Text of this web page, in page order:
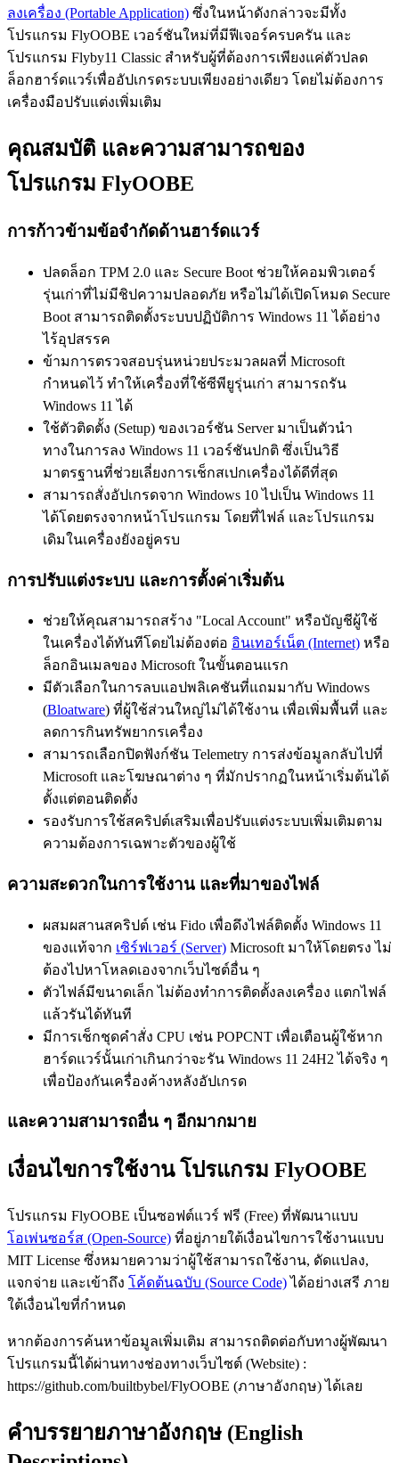
ลงเครื่อง (Portable Application) ซึ่งในหน้าดังกล่าวจะมีทั้ง
โปรแกรม FlyOOBE เวอร์ชันใหม่ที่มีฟีเจอร์ครบครัน และ
โปรแกรม Flyby11 Classic สำหรับผู้ที่ต้องการเพียงแค่ตัวปลด
ล็อกฮาร์ดแวร์เพื่ออัปเกรดระบบเพียงอย่างเดียว โดยไม่ต้องการ
เครื่องมือปรับแต่งเพิ่มเติม
คุณสมบัติ และความสามารถของ
โปรแกรม FlyOOBE
การก้าวข้ามข้อจำกัดด้านฮาร์ดแวร์
ปลดล็อก TPM 2.0 และ Secure Boot ช่วยให้คอมพิวเตอร์
รุ่นเก่าที่ไม่มีชิปความปลอดภัย หรือไม่ได้เปิดโหมด Secure
Boot สามารถติดตั้งระบบปฏิบัติการ Windows 11 ได้อย่าง
ไร้อุปสรรค
ข้ามการตรวจสอบรุ่นหน่วยประมวลผลที่ Microsoft
กำหนดไว้ ทำให้เครื่องที่ใช้ซีพียูรุ่นเก่า สามารถรัน
Windows 11 ได้
ใช้ตัวติดตั้ง (Setup) ของเวอร์ชัน Server มาเป็นตัวนำ
ทางในการลง Windows 11 เวอร์ชันปกติ ซึ่งเป็นวิธี
มาตรฐานที่ช่วยเลี่ยงการเช็กสเปกเครื่องได้ดีที่สุด
สามารถสั่งอัปเกรดจาก Windows 10 ไปเป็น Windows 11
ได้โดยตรงจากหน้าโปรแกรม โดยที่ไฟล์ และโปรแกรม
เดิมในเครื่องยังอยู่ครบ
การปรับแต่งระบบ และการตั้งค่าเริ่มต้น
ช่วยให้คุณสามารถสร้าง "Local Account" หรือบัญชีผู้ใช้
ในเครื่องได้ทันทีโดยไม่ต้องต่อ อินเทอร์เน็ต (Internet) หรือ
ล็อกอินเมลของ Microsoft ในขั้นตอนแรก
มีตัวเลือกในการลบแอปพลิเคชันที่แถมมากับ Windows
(Bloatware) ที่ผู้ใช้ส่วนใหญ่ไม่ได้ใช้งาน เพื่อเพิ่มพื้นที่ และ
ลดการกินทรัพยากรเครื่อง
สามารถเลือกปิดฟังก์ชัน Telemetry การส่งข้อมูลกลับไปที่
Microsoft และโฆษณาต่าง ๆ ที่มักปรากฏในหน้าเริ่มต้นได้
ตั้งแต่ตอนติดตั้ง
รองรับการใช้สคริปต์เสริมเพื่อปรับแต่งระบบเพิ่มเติมตาม
ความต้องการเฉพาะตัวของผู้ใช้
ความสะดวกในการใช้งาน และที่มาของไฟล์
ผสมผสานสคริปต์ เช่น Fido เพื่อดึงไฟล์ติดตั้ง Windows 11
ของแท้จาก เซิร์ฟเวอร์ (Server) Microsoft มาให้โดยตรง ไม่
ต้องไปหาโหลดเองจากเว็บไซต์อื่น ๆ
ตัวไฟล์มีขนาดเล็ก ไม่ต้องทำการติดตั้งลงเครื่อง แตกไฟล์
แล้วรันได้ทันที
มีการเช็กชุดคำสั่ง CPU เช่น POPCNT เพื่อเตือนผู้ใช้หาก
ฮาร์ดแวร์นั้นเก่าเกินกว่าจะรัน Windows 11 24H2 ได้จริง ๆ
เพื่อป้องกันเครื่องค้างหลังอัปเกรด
และความสามารถอื่น ๆ อีกมากมาย
เงื่อนไขการใช้งาน โปรแกรม FlyOOBE
โปรแกรม FlyOOBE เป็นซอฟต์แวร์ ฟรี (Free) ที่พัฒนาแบบ
โอเพ่นซอร์ส (Open-Source) ที่อยู่ภายใต้เงื่อนไขการใช้งานแบบ
MIT License ซึ่งหมายความว่าผู้ใช้สามารถใช้งาน, ดัดแปลง,
แจกจ่าย และเข้าถึง โค้ดต้นฉบับ (Source Code)ได้อย่างเสรี ภาย
ใต้เงื่อนไขที่กำหนด
หากต้องการค้นหาข้อมูลเพิ่มเติม สามารถติดต่อกับทางผู้พัฒนา
โปรแกรมนี้ได้ผ่านทางช่องทางเว็บไซต์ (Website) :
https://github.com/builtbybel/FlyOOBE (ภาษาอังกฤษ) ได้เลย
คำบรรยายภาษาอังกฤษ (English